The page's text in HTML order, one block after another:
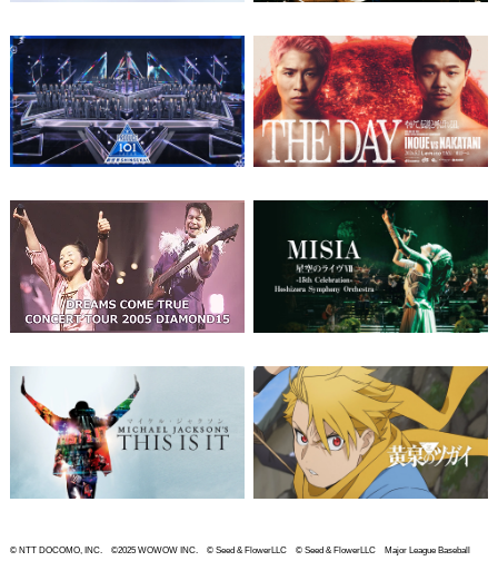
© NTT DOCOMO, INC. ©2025 WOWOW INC. © Seed & FlowerLLC © Seed & FlowerLLC Major League Baseball